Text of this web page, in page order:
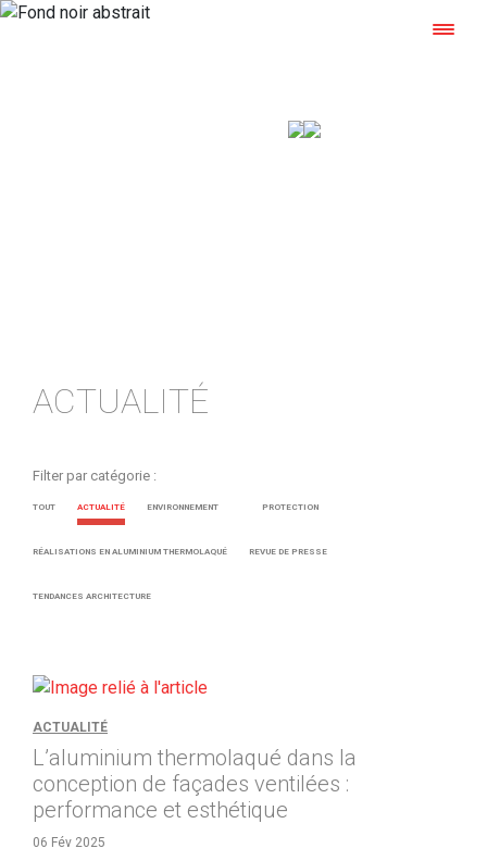
ACTUALITÉ
Filter par catégorie :
TOUT ACTUALITÉ ENVIRONNEMENT PROTECTION
RÉALISATIONS EN ALUMINIUM THERMOLAQUÉ REVUE DE PRESSE
TENDANCES ARCHITECTURE
ACTUALITÉ
L’aluminium thermolaqué dans la
conception de façades ventilées :
performance et esthétique
06 Fév 2025